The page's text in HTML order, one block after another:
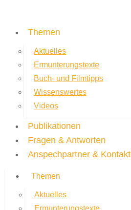
Themen
Aktuelles
Ermunterungstexte
Buch- und Filmtipps
Wissenswertes
Videos
Publikationen
Fragen & Antworten
Anspechpartner & Kontakt
Themen
Aktuelles
Ermunterungstexte